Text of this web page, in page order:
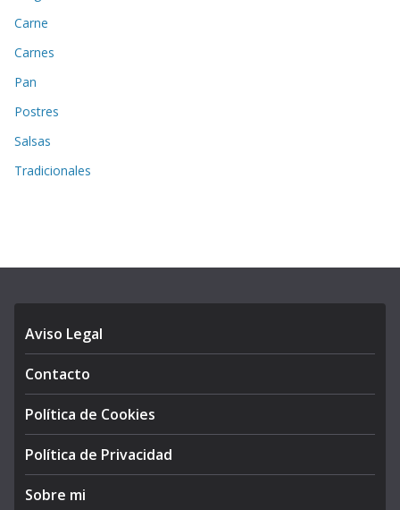
Carne
Carnes
Pan
Postres
Salsas
Tradicionales
Aviso Legal
Contacto
Política de Cookies
Política de Privacidad
Sobre mi